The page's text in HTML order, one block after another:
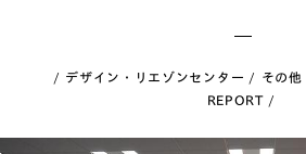
デザイン・リエゾンセンター その他
REPORT